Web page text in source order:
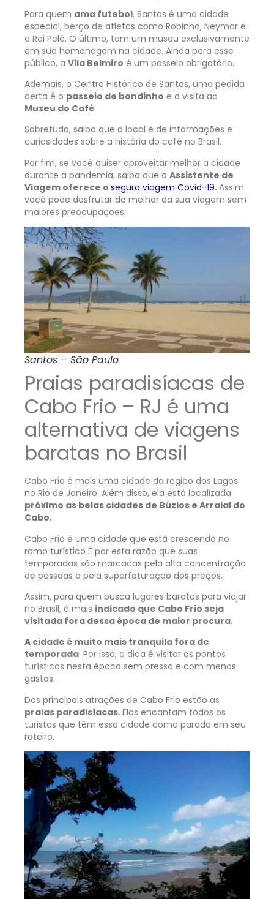
Para quem ama futebol, Santos é uma cidade
especial, berço de atletas como Robinho, Neymar e
o Rei Pelé. O último, tem um museu exclusivamente
em sua homenagem na cidade. Ainda para esse
público, a Vila Belmiro é um passeio obrigatório.
Ademais, o Centro Histórico de Santos, uma pedida
certa é o passeio de bondinho e a visita ao
Museu do Café.
Sobretudo, saiba que o local é de informações e
curiosidades sobre a história do café no Brasil.
Por fim, se você quiser aproveitar melhor a cidade
durante a pandemia, saiba que o Assistente de
Viagem oferece o seguro viagem Covid-19.Assim
você pode desfrutar do melhor da sua viagem sem
maiores preocupações.
Santos – São Paulo
Praias paradisíacas de
Cabo Frio – RJ é uma
alternativa de viagens
baratas no Brasil
Cabo Frio é mais uma cidade da região dos Lagos
no Rio de Janeiro. Além disso, ela está localizada
próximo as belas cidades de Búzios e Arraial do
Cabo.
Cabo Frio é uma cidade que está crescendo no
ramo turístico É por esta razão que suas
temporadas são marcadas pela alta concentração
de pessoas e pela superfaturação dos preços.
Assim, para quem busca lugares baratos para viajar
no Brasil, é mais indicado que Cabo Frio seja
visitada fora dessa época de maior procura.
A cidade é muito mais tranquila fora de
temporada. Por isso, a dica é visitar os pontos
turísticos nesta época sem pressa e com menos
gastos.
Das principais atrações de Cabo Frio estão as
praias paradisíacas.Elas encantam todos os
turistas que têm essa cidade como parada em seu
roteiro.